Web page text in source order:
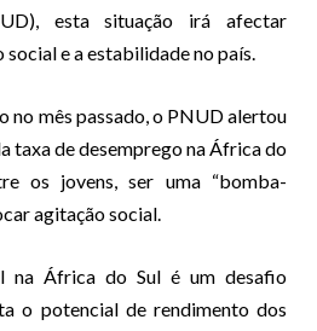
esta situação irá afectar
e a estabilidade no país.
no mês passado, o PNUD alertou
taxa de desemprego na África do
os jovens, ser uma “bomba-
agitação social.
na África do Sul é um desafio
o potencial de rendimento dos